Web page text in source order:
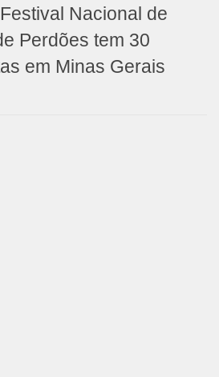
Nacional de
Perdões tem 30
em Minas Gerais